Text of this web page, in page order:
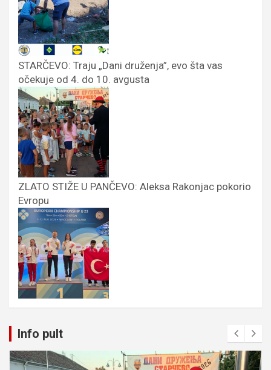
STARČEVO: Traju „Dani druženja”, evo šta vas
očekuje od 4. do 10. avgusta
ZLATO STIŽE U PANČEVO: Aleksa Rakonjac pokorio
Evropu
Info pult